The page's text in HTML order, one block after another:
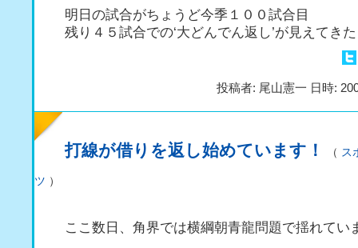
明日の試合がちょうど今季１００試合目
残り４５試合での‘大どんでん返し’が見えてき
投稿者: 尾山憲一 日時:
打線が借りを返し始めています！ （ ス
ツ ）
ここ数日、角界では横綱朝青龍問題で揺れて